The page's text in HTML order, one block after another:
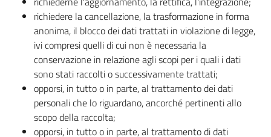
richiedere la cancellazione, la trasformazione in forma
anonima, il blocco dei dati trattati in violazione di legge,
ivi compresi quelli di cui non è necessaria la
conservazione in relazione agli scopi per i quali i dati
sono stati raccolti o successivamente trattati;
opporsi, in tutto o in parte, al trattamento dei dati
personali che lo riguardano, ancorché pertinenti allo
scopo della raccolta;
opporsi, in tutto o in parte, al trattamento di dati